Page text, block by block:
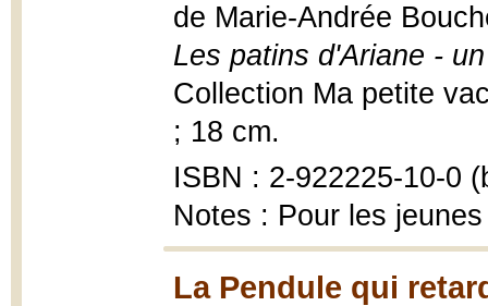
de Marie-Andrée
Les patins d'Ariane -
Collection Ma petite
; 18 cm.
ISBN : 2-922225-10-0
Notes : Pour les
La Pendule qui